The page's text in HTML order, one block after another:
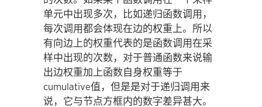
单元中出现多次，比如递归函数调用，
每次调用都会体现在边的权重上。所以
有向边上的权重代表的是函数调用在采
样中出现的次数，对于普通函数来说输
出边权重加上函数自身权重等于
cumulative值，但是是对于递归调用来
说，它与节点方框内的数字差异甚大。